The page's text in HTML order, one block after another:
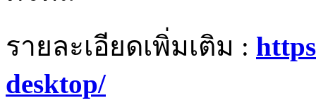
รายละเอียดเพิ่มเติม :
desktop/